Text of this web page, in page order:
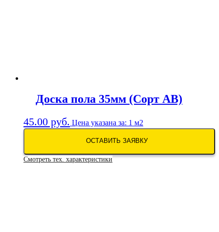
Доска пола 35мм (Сорт АB)
45.00 руб. Цена указана за: 1 м2
ОСТАВИТЬ ЗАЯВКУ
Смотреть тех. характеристики